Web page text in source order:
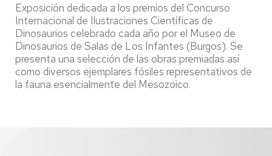
Exposición dedicada a los premios del Concurso
Internacional de Ilustraciones Científicas de
Dinosaurios celebrado cada año por el Museo de
Dinosaurios de Salas de Los Infantes (Burgos). Se
presenta una selección de las obras premiadas así
como diversos ejemplares fósiles representativos de
la fauna esencialmente del Mesozoico.